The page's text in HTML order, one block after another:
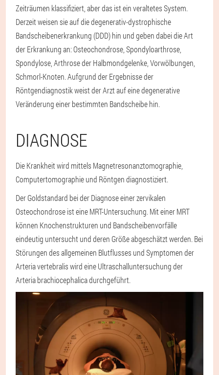
Zeiträumen klassifiziert, aber das ist ein veraltetes System.
Derzeit weisen sie auf die degenerativ-dystrophische
Bandscheibenerkrankung (DDD) hin und geben dabei die Art
der Erkrankung an: Osteochondrose, Spondyloarthrose,
Spondylose, Arthrose der Halbmondgelenke, Vorwölbungen,
Schmorl-Knoten. Aufgrund der Ergebnisse der
Röntgendiagnostik weist der Arzt auf eine degenerative
Veränderung einer bestimmten Bandscheibe hin.
DIAGNOSE
Die Krankheit wird mittels Magnetresonanztomographie,
Computertomographie und Röntgen diagnostiziert.
Der Goldstandard bei der Diagnose einer zervikalen
Osteochondrose ist eine MRT-Untersuchung. Mit einer MRT
können Knochenstrukturen und Bandscheibenvorfälle
eindeutig untersucht und deren Größe abgeschätzt werden. Bei
Störungen des allgemeinen Blutflusses und Symptomen der
Arteria vertebralis wird eine Ultraschalluntersuchung der
Arteria brachiocephalica durchgeführt.